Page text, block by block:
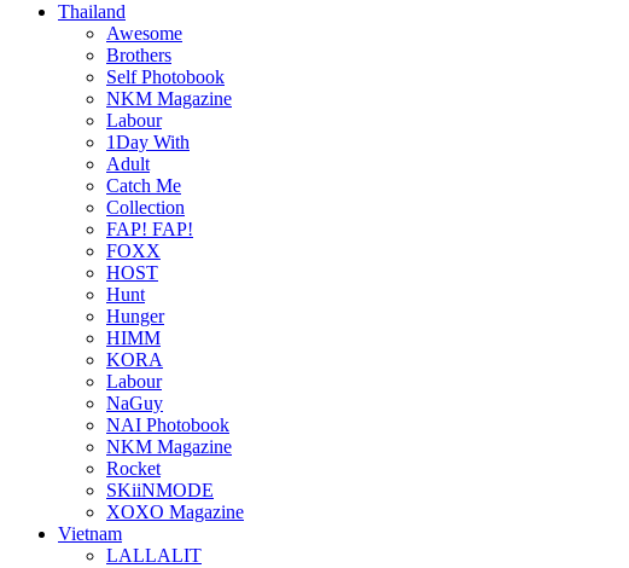
Thailand
Awesome
Brothers
Self Photobook
NKM Magazine
Labour
1Day With
Adult
Catch Me
Collection
FAP! FAP!
FOXX
HOST
Hunt
Hunger
HIMM
KORA
Labour
NaGuy
NAI Photobook
NKM Magazine
Rocket
SKiiNMODE
XOXO Magazine
Vietnam
LALLALIT